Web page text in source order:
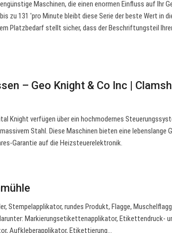
Maschinen, die einen enormen Einfluss auf Ihr
zu 131 'pro Minute bleibt diese Serie der beste Wert in
Platzbedarf stellt sicher, dass der Beschriftungsteil
– Geo Knight & Co Inc |
Knight verfügen über ein hochmodernes
Stahl. Diese Maschinen bieten eine lebenslange
Garantie auf die Heizsteuerelektronik.
Stempelapplikator, rundes Produkt, Flagge,
Markierungsetikettenapplikator, Etikettendruck-
Aufkleberapplikator, Etikettierung…